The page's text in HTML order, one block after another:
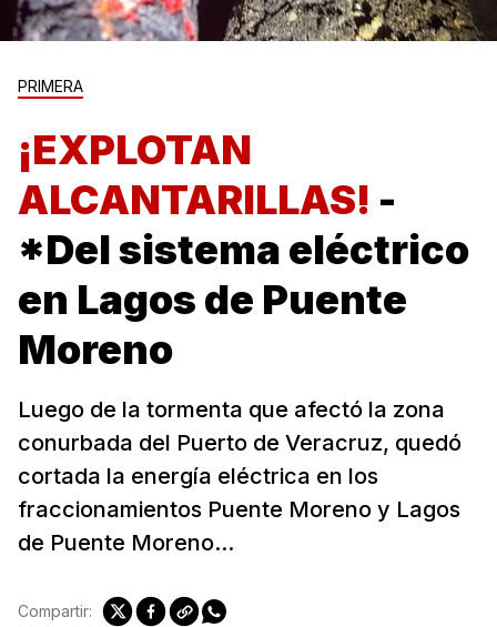
PRIMERA
¡EXPLOTAN
ALCANTARILLAS! -
*Del sistema eléctrico
en Lagos de Puente
Moreno
Luego de la tormenta que afectó la zona
conurbada del Puerto de Veracruz, quedó
cortada la energía eléctrica en los
fraccionamientos Puente Moreno y Lagos
de Puente Moreno...
Compartir: